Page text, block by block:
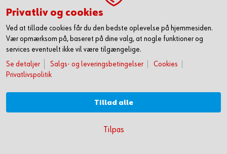
1/2" slagtop, metrisk, sekskant, lang
Privatliv og cookies
Ved at tillade cookies får du den bedste oplevelse på hjemmesiden.
Vær opmærksom på, baseret på dine valg, at nogle funktioner og
services eventuelt ikke vil være tilgængelige.
Se detaljer
Salgs- og leveringsbetingelser
Cookies
Privatlivspolitik
Tillad alle
Tilpas
OPRET DIG OG FÅ ADGANG TIL 50.000 PRODUKTER >